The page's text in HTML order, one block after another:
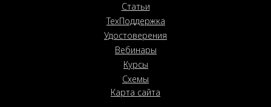
Курсы
Статьи
Удостоверения
ТехПоддержка
Схемы
Вебинары
Карта сайта